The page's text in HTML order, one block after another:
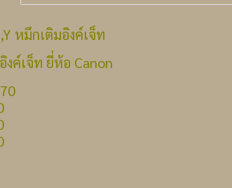
หมึกเติมอิงค์เจ็ท
งค์เจ็ท ยี่ห้อ Canon